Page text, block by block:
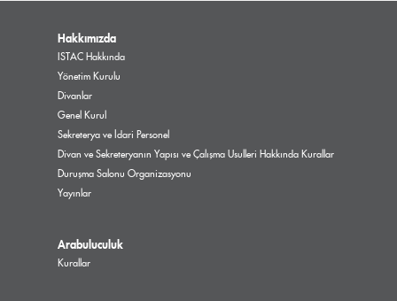
Hakkımızda
ISTAC Hakkında
Yönetim Kurulu
Divanlar
Genel Kurul
Sekreterya ve İdari Personel
Divan ve Sekreteryanın Yapısı ve Çalışma Usulleri Hakkında Kurallar
Duruşma Salonu Organizasyonu
Yayınlar
Arabuluculuk
Kurallar